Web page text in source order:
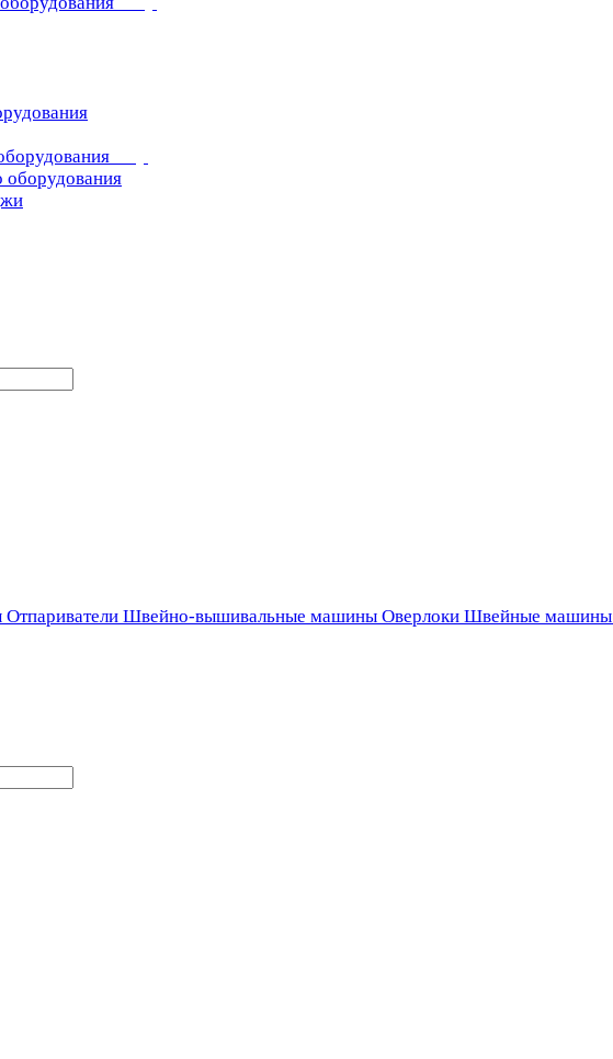
оборудования
Отпариватели Швейно-вышивальные машины Оверлоки Швейные машины